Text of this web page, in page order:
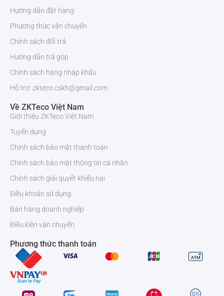
Hướng dẫn đặt hàng
Phương thức vận chuyển
Chính sách đổi trả
Hướng dẫn trả góp
Chính sách hàng nhập khẩu
Hỗ trợ: zkteco.cskh@gmail.com
Về ZKTeco Việt Nam
Giới thiệu ZKTeco Việt Nam
Tuyển dụng
Chính sách bảo mật thanh toán
Chính sách bảo mật thông tin cá nhân
Chính sách giải quyết khiếu nại
Điều khoản sử dụng
Bán hàng doanh nghiệp
Điều kiện vận chuyển
Phương thức thanh toán